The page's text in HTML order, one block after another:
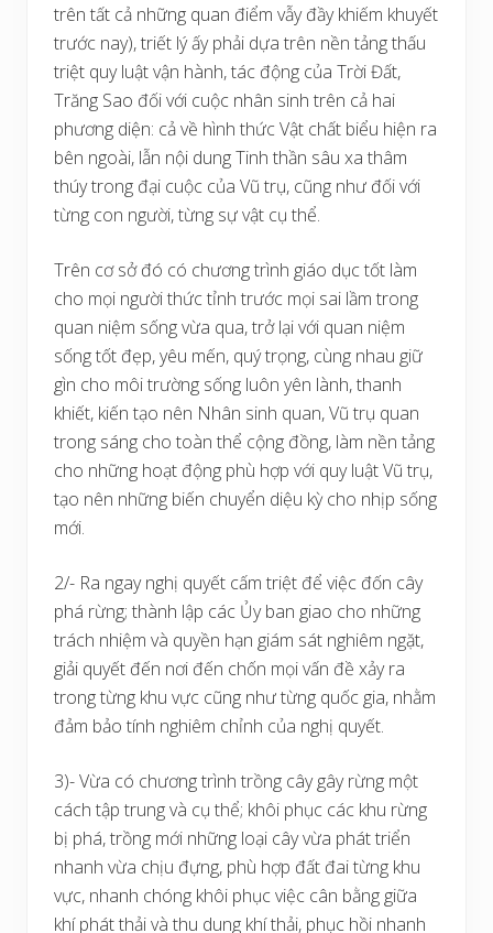
trên tất cả những quan điểm vẫy đầy khiếm khuyết
trước nay), triết lý ấy phải dựa trên nền tảng thấu
triệt quy luật vận hành, tác động của Trời Đất,
Trăng Sao đối với cuộc nhân sinh trên cả hai
phương diện: cả về hình thức Vật chất biểu hiện ra
bên ngoài, lẫn nội dung Tinh thần sâu xa thâm
thúy trong đại cuộc của Vũ trụ, cũng như đối với
từng con người, từng sự vật cụ thể.
Trên cơ sở đó có chương trình giáo dục tốt làm
cho mọi người thức tỉnh trước mọi sai lầm trong
quan niệm sống vừa qua, trở lại với quan niệm
sống tốt đẹp, yêu mến, quý trọng, cùng nhau giữ
gìn cho môi trường sống luôn yên lành, thanh
khiết, kiến tạo nên Nhân sinh quan, Vũ trụ quan
trong sáng cho toàn thể cộng đồng, làm nền tảng
cho những hoạt động phù hợp với quy luật Vũ trụ,
tạo nên những biến chuyển diệu kỳ cho nhịp sống
mới.
2/- Ra ngay nghị quyết cấm triệt để việc đốn cây
phá rừng; thành lập các Ủy ban giao cho những
trách nhiệm và quyền hạn giám sát nghiêm ngặt,
giải quyết đến nơi đến chốn mọi vấn đề xảy ra
trong từng khu vực cũng như từng quốc gia, nhằm
đảm bảo tính nghiêm chỉnh của nghị quyết.
3)- Vừa có chương trình trồng cây gây rừng một
cách tập trung và cụ thể; khôi phục các khu rừng
bị phá, trồng mới những loại cây vừa phát triển
nhanh vừa chịu đựng, phù hợp đất đai từng khu
vực, nhanh chóng khôi phục việc cân bằng giữa
khí phát thải và thu dung khí thải, phục hồi nhanh